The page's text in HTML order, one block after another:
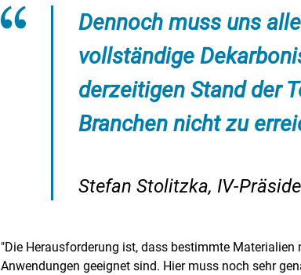
Dennoch muss uns
vollständige
derzeitigen Stand der
Branchen nicht zu
Stefan Stolitzka, IV-
"Die Herausforderung ist, dass bestimmte Materialien
Anwendungen geeignet sind. Hier muss noch sehr